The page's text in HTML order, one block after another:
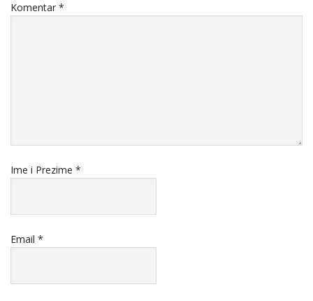
Komentar *
Ime i Prezime *
Email *